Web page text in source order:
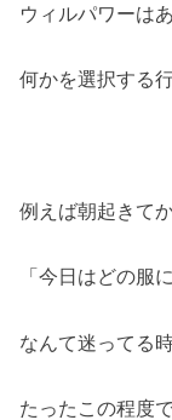
ウィルパワーは
何かを選択する
例えば朝起きてか
「今日はどの服
なんて迷ってる
たったこの程度